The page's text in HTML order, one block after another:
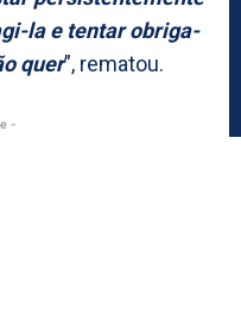
la e tentar obriga-
quer”, rematou.
-